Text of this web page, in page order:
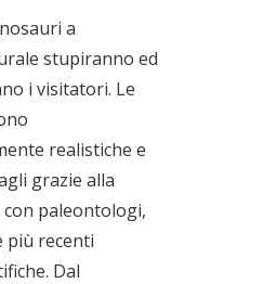
a
stupiranno ed
i visitatori. Le
realistiche e
grazie alla
paleontologi,
più recenti
Dal